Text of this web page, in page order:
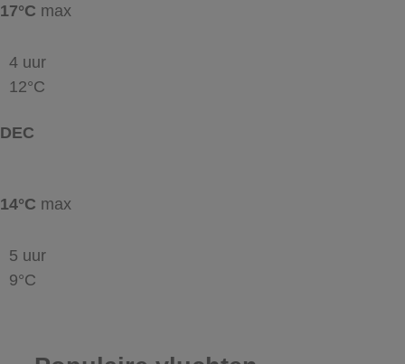
17°C max
4 uur
12°C
DEC
14°C max
5 uur
9°C